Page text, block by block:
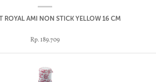
ROYAL AMI NON STICK YELLOW 16 CM
Rp. 189.709